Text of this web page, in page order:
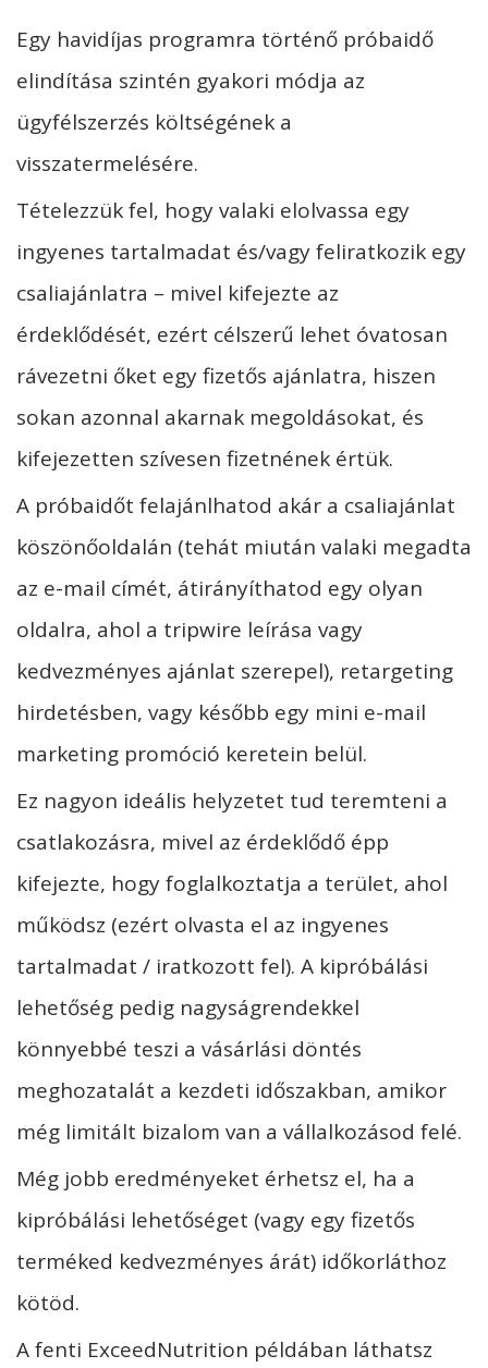
Egy havidíjas programra történő próbaidő
elindítása szintén gyakori módja az
ügyfélszerzés költségének a
visszatermelésére.
Tételezzük fel, hogy valaki elolvassa egy
ingyenes tartalmadat és/vagy feliratkozik egy
csaliajánlatra – mivel kifejezte az
érdeklődését, ezért célszerű lehet óvatosan
rávezetni őket egy fizetős ajánlatra, hiszen
sokan azonnal akarnak megoldásokat, és
kifejezetten szívesen fizetnének értük.
A próbaidőt felajánlhatod akár a csaliajánlat
köszönőoldalán (tehát miután valaki megadta
az e-mail címét, átirányíthatod egy olyan
oldalra, ahol a tripwire leírása vagy
kedvezményes ajánlat szerepel), retargeting
hirdetésben, vagy később egy mini e-mail
marketing promóció keretein belül.
Ez nagyon ideális helyzetet tud teremteni a
csatlakozásra, mivel az érdeklődő épp
kifejezte, hogy foglalkoztatja a terület, ahol
működsz (ezért olvasta el az ingyenes
tartalmadat / iratkozott fel). A kipróbálási
lehetőség pedig nagyságrendekkel
könnyebbé teszi a vásárlási döntés
meghozatalát a kezdeti időszakban, amikor
még limitált bizalom van a vállalkozásod felé.
Még jobb eredményeket érhetsz el, ha a
kipróbálási lehetőséget (vagy egy fizetős
terméked kedvezményes árát) időkorláthoz
kötöd.
A fenti ExceedNutrition példában láthatsz